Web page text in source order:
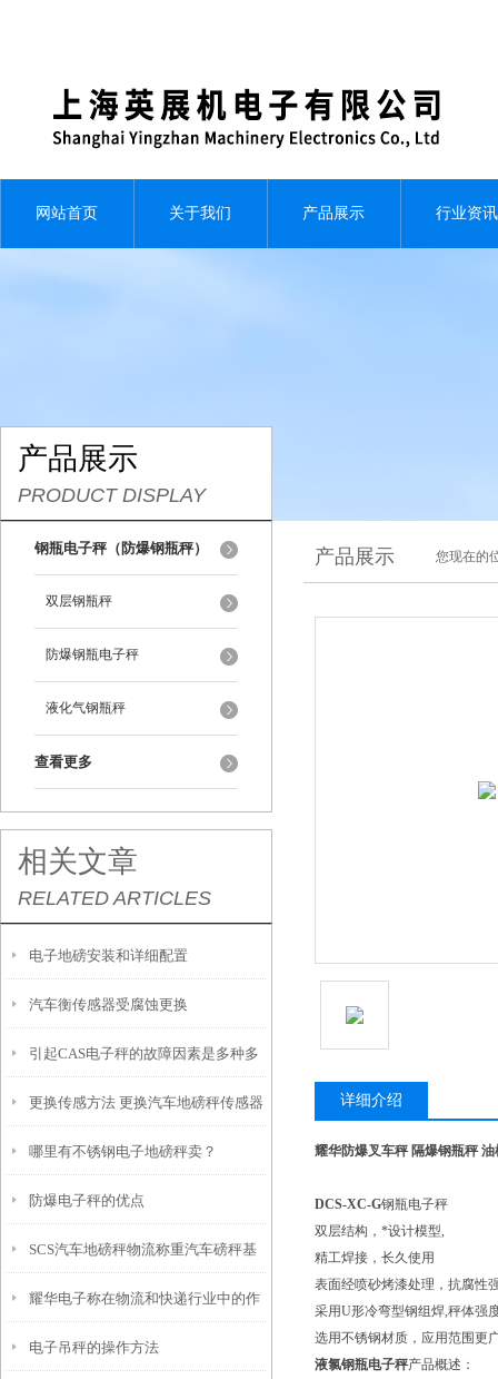
网站首页 关于我们 产品展示 行业资讯
产品展示
PRODUCT DISPLAY
钢瓶电子秤（防爆钢瓶秤）
双层钢瓶秤
防爆钢瓶电子秤
液化气钢瓶秤
查看更多
相关文章
RELATED ARTICLES
电子地磅安装和详细配置
汽车衡传感器受腐蚀更换
引起CAS电子秤的故障因素是多种多
样的，我们要一一去排除掉
更换传感方法 更换汽车地磅秤传感器
哪里有不锈钢电子地磅秤卖？
防爆电子秤的优点
SCS汽车地磅秤物流称重汽车磅秤基
础施工方案选择
耀华电子称在物流和快递行业中的作
用和应用
电子吊秤的操作方法
产品展示 您现在的
详细介绍
耀华防爆叉车秤 隔爆钢瓶秤 油
DCS-XC-G钢瓶电子秤
双层结构，*设计模型,
精工焊接，长久使用
表面经喷砂烤漆处理，抗腐性
采用U形冷弯型钢组焊,秤体强
选用不锈钢材质，应用范围更
液氯钢瓶电子秤产品概述：